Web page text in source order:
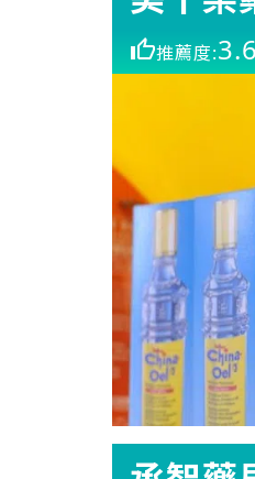
推薦度:3.6